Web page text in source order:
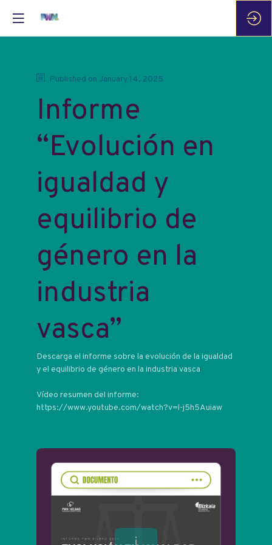
Published on January 14, 2025
Informe
“Evolución en
igualdad y
equilibrio de
género en la
industria
vasca”
Descarga el informe sobre la evolución de la igualdad
y el equilibrio de género en la industria vasca
Vídeo resumen del informe:
https://www.youtube.com/watch?v=l-j5h5Auiaw